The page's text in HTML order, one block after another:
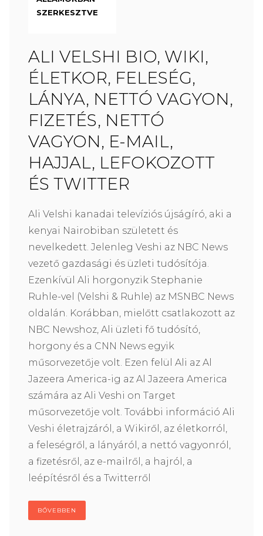
SZERKESZTVE
ALI VELSHI BIO, WIKI,
ÉLETKOR, FELESÉG,
LÁNYA, NETTÓ VAGYON,
FIZETÉS, NETTÓ
VAGYON, E-MAIL,
HAJJAL, LEFOKOZOTT
ÉS TWITTER
Ali Velshi kanadai televíziós újságíró, aki a
kenyai Nairobiban született és
nevelkedett. Jelenleg Veshi az NBC News
vezető gazdasági és üzleti tudósítója.
Ezenkívül Ali horgonyzik Stephanie
Ruhle-vel (Velshi & Ruhle) az MSNBC News
oldalán. Korábban, mielőtt csatlakozott az
NBC Newshoz, Ali üzleti fő tudósító,
horgony és a CNN News egyik
műsorvezetője volt. Ezen felül Ali az Al
Jazeera America-ig az Al Jazeera America
számára az Ali Veshi on Target
műsorvezetője volt. További információ Ali
Veshi életrajzáról, a Wikiről, az életkorról,
a feleségről, a lányáról, a nettó vagyonról,
a fizetésről, az e-mailről, a hajról, a
leépítésről és a Twitterről
BŐVEBBEN